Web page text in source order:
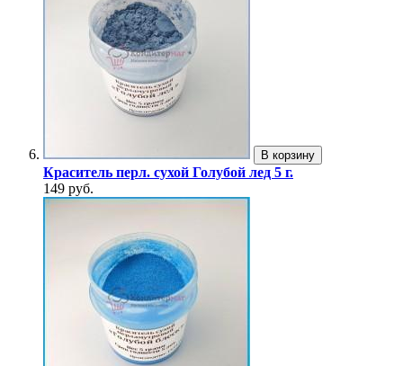
В корзину
Краситель перл. сухой Голубой лед 5 г.
149 руб.